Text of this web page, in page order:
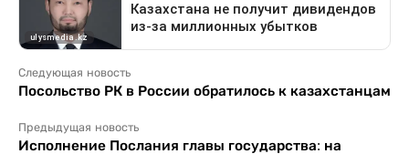
Следующая новость
Посольство РК в России обратилось к казахстанцам
Предыдущая новость
Исполнение Послания главы государства: на